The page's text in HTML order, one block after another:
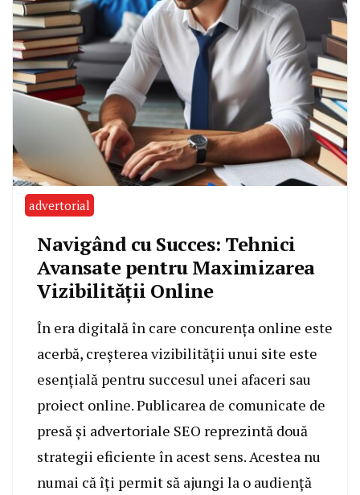
advertorial
Navigând cu Succes: Tehnici
Avansate pentru Maximizarea
Vizibilității Online
În era digitală în care concurența online este
acerbă, creșterea vizibilității unui site este
esențială pentru succesul unei afaceri sau
proiect online. Publicarea de comunicate de
presă și advertoriale SEO reprezintă două
strategii eficiente în acest sens. Acestea nu
numai că îți permit să ajungi la o audiență